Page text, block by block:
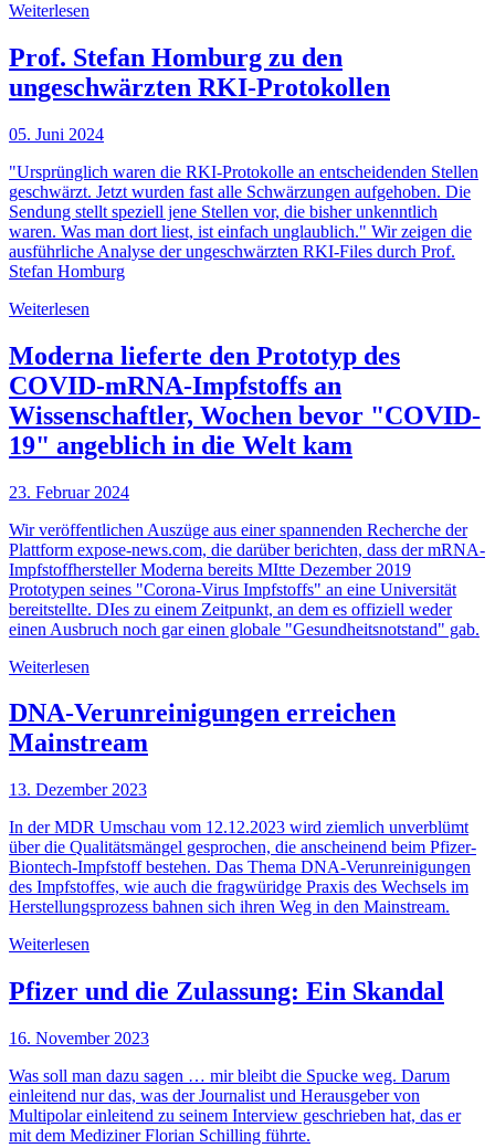
Weiterlesen
Prof. Stefan Homburg zu den
ungeschwärzten RKI-Protokollen
05. Juni 2024
"Ursprünglich waren die RKI-Protokolle an entscheidenden Stellen
geschwärzt. Jetzt wurden fast alle Schwärzungen aufgehoben. Die
Sendung stellt speziell jene Stellen vor, die bisher unkenntlich
waren. Was man dort liest, ist einfach unglaublich." Wir zeigen die
ausführliche Analyse der ungeschwärzten RKI-Files durch Prof.
Stefan Homburg
Weiterlesen
Moderna lieferte den Prototyp des
COVID-mRNA-Impfstoffs an
Wissenschaftler, Wochen bevor "COVID-
19" angeblich in die Welt kam
23. Februar 2024
Wir veröffentlichen Auszüge aus einer spannenden Recherche der
Plattform expose-news.com, die darüber berichten, dass der mRNA-
Impfstoffhersteller Moderna bereits MItte Dezember 2019
Prototypen seines "Corona-Virus Impfstoffs" an eine Universität
bereitstellte. DIes zu einem Zeitpunkt, an dem es offiziell weder
einen Ausbruch noch gar einen globale "Gesundheitsnotstand" gab.
Weiterlesen
DNA-Verunreinigungen erreichen
Mainstream
13. Dezember 2023
In der MDR Umschau vom 12.12.2023 wird ziemlich unverblümt
über die Qualitätsmängel gesprochen, die anscheinend beim Pfizer-
Biontech-Impfstoff bestehen. Das Thema DNA-Verunreinigungen
des Impfstoffes, wie auch die fragwüridge Praxis des Wechsels im
Herstellungsprozess bahnen sich ihren Weg in den Mainstream.
Weiterlesen
Pfizer und die Zulassung: Ein Skandal
16. November 2023
Was soll man dazu sagen … mir bleibt die Spucke weg. Darum
einleitend nur das, was der Journalist und Herausgeber von
Multipolar einleitend zu seinem Interview geschrieben hat, das er
mit dem Mediziner Florian Schilling führte.